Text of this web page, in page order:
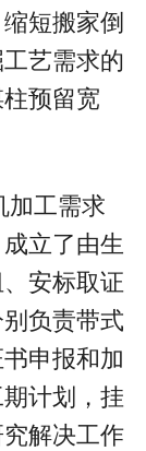
短搬家倒
艺需求的
预留宽
加工需求
立了由生
安标取证
负责带式
申报和加
计划，挂
解决工作